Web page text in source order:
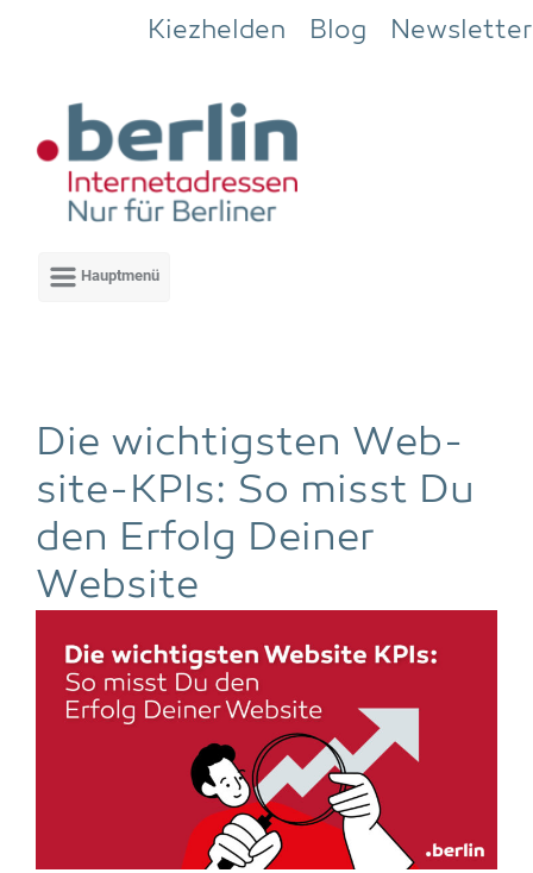
Zum Hauptinhalt springen
Kiezhelden Blog Newsletter
Die wich­tigs­ten Web­
site-KPIs: So misst Du
den Erfolg Dei­ner
Website